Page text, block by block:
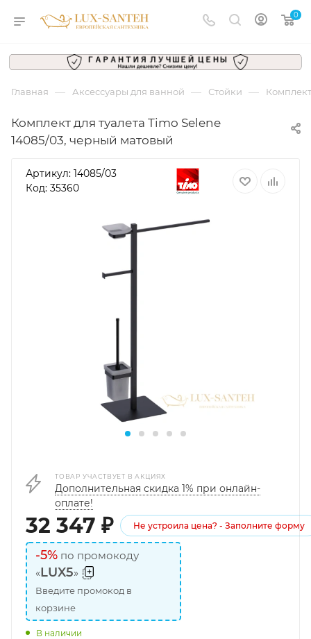
0
Главная — Аксессуары для ванной — Стойки —
Комплект для туалета Timo Selene
14085/03, черный матовый
Артикул: 14085/03
Код: 35360
ТОВАР УЧАСТВУЕТ В АКЦИЯХ
Дополнительная скидка 1% при онлайн-
оплате!
32 347 ₽ Не устроила цена? - Заполните форму
-5% по промокоду
«LUX5»
Введите промокод в
корзине
В наличии